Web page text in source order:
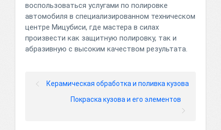
воспользоваться услугами по полировке
автомобиля в специализированном техническом
центре Мицубиси, где мастера в силах
произвести как защитную полировку, так и
абразивную с высоким качеством результата.
Керамическая обработка и поливка кузова
Покраска кузова и его элементов